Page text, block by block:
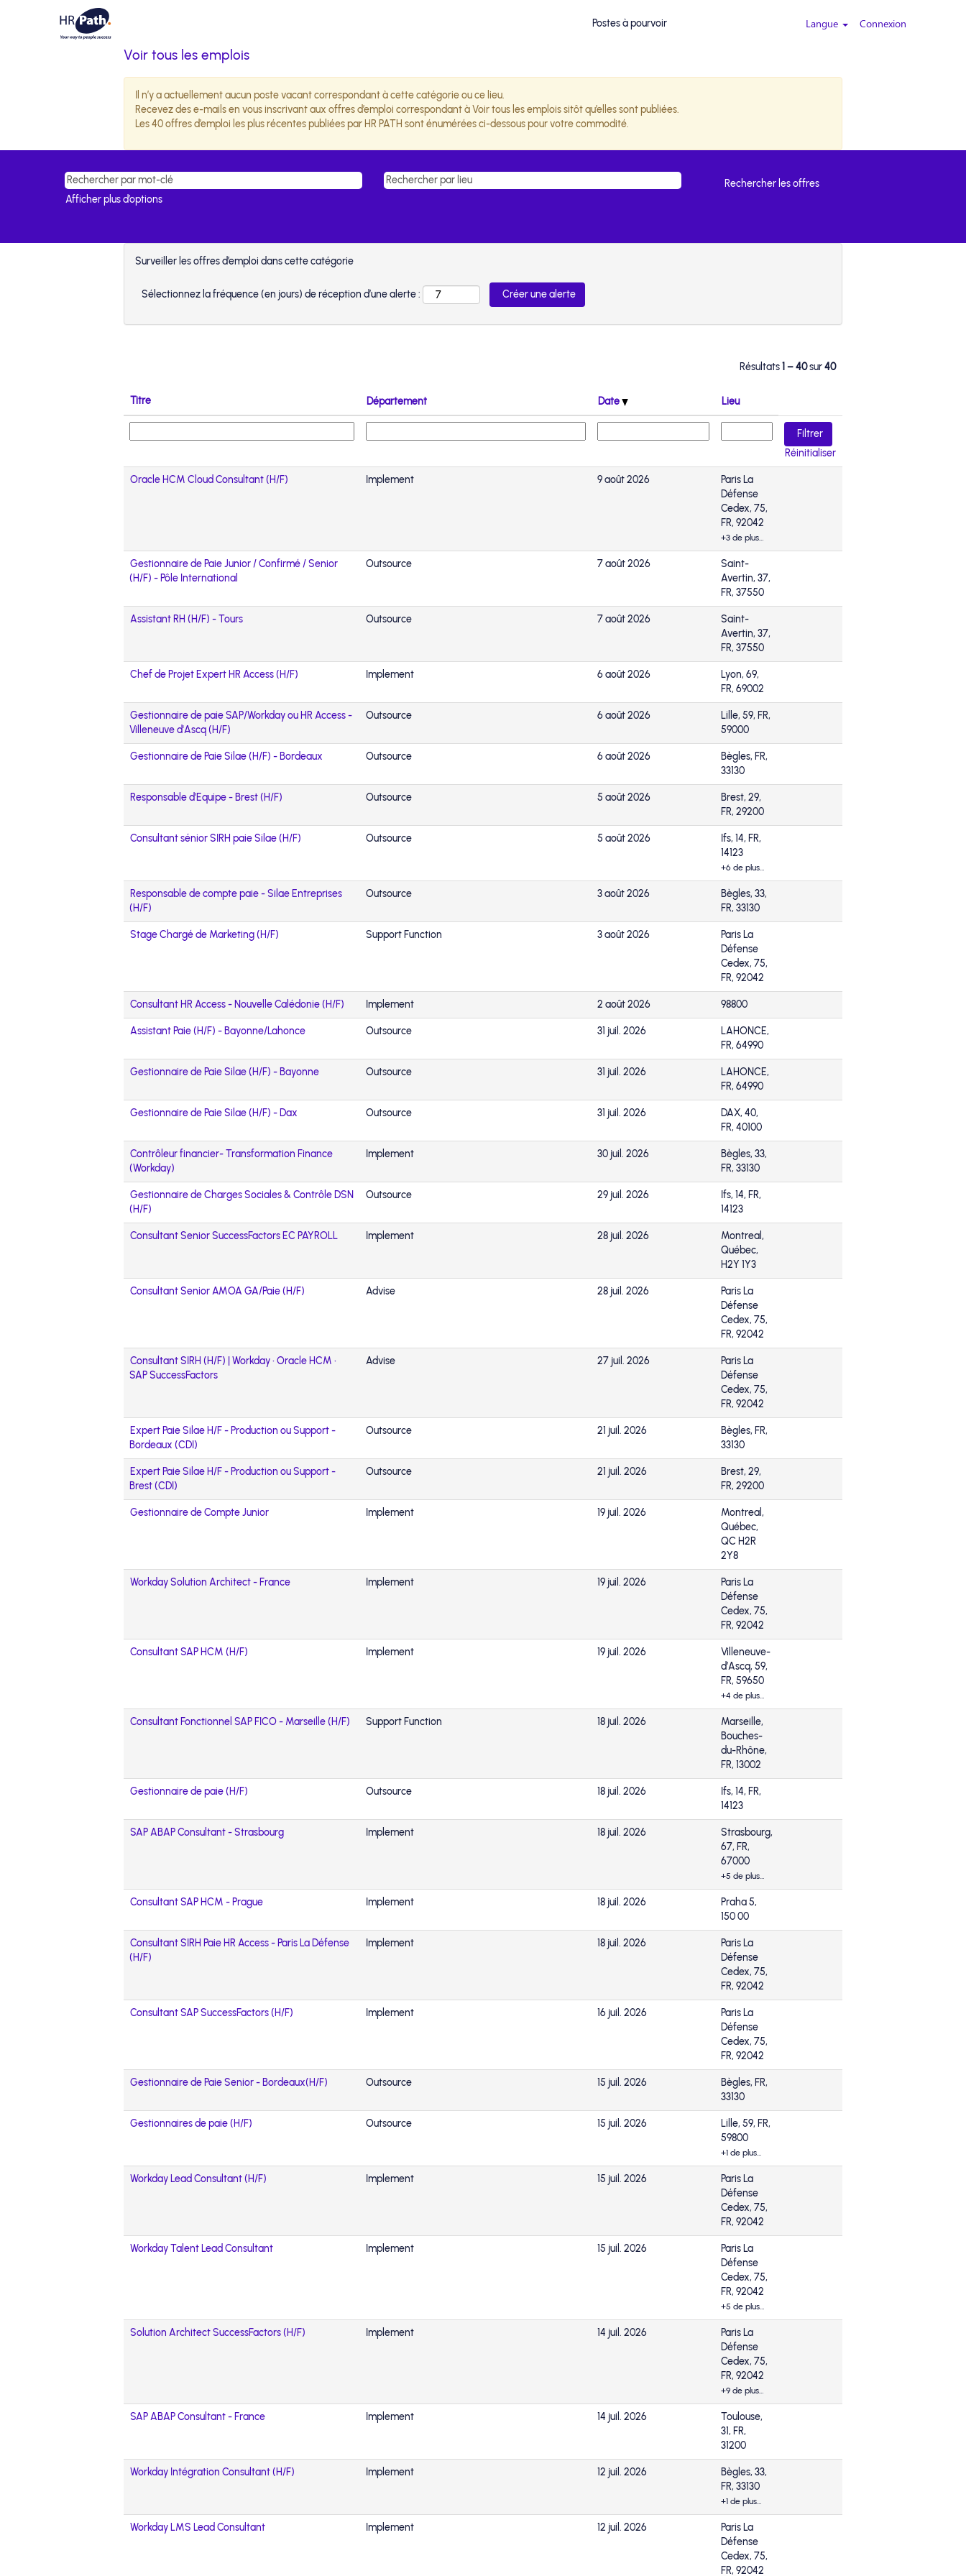
Postes à pourvoir Langue Connexion
Voir tous les emplois
Il n’y a actuellement aucun poste vacant correspondant à cette catégorie ou ce lieu.
Recevez des e-mails en vous inscrivant aux offres d’emploi correspondant à Voir tous les emplois sitôt qu’elles sont publiées.
Les 40 offres d’emploi les plus récentes publiées par HR PATH sont énumérées ci-dessous pour votre commodité.
Afficher plus d’options
Surveiller les offres d’emploi dans cette catégorie
Sélectionnez la fréquence (en jours) de réception d’une alerte :
Résultats1 – 40sur40
Titre Département Date Lieu
Réinitialiser
Oracle HCM Cloud Consultant (H/F) Implement 9 août 2026
Paris La
Défense
Cedex, 75,
FR, 92042
+3 de plus…
Gestionnaire de Paie Junior / Confirmé / Senior
(H/F) - Pôle International
Outsource 7 août 2026
Saint-
Avertin, 37,
FR, 37550
Assistant RH (H/F) - Tours Outsource 7 août 2026
Saint-
Avertin, 37,
FR, 37550
Chef de Projet Expert HR Access (H/F) Implement 6 août 2026
Lyon, 69,
FR, 69002
Gestionnaire de paie SAP/Workday ou HR Access -
Villeneuve d'Ascq (H/F)
Outsource 6 août 2026
Lille, 59, FR,
59000
Gestionnaire de Paie Silae (H/F) - Bordeaux Outsource 6 août 2026
Bègles, FR,
33130
Responsable d'Equipe - Brest (H/F) Outsource 5 août 2026
Brest, 29,
FR, 29200
Consultant sénior SIRH paie Silae (H/F) Outsource 5 août 2026
Ifs, 14, FR,
14123
+6 de plus…
Responsable de compte paie - Silae Entreprises
(H/F)
Outsource 3 août 2026
Bègles, 33,
FR, 33130
Stage Chargé de Marketing (H/F) Support Function 3 août 2026
Paris La
Défense
Cedex, 75,
FR, 92042
Consultant HR Access - Nouvelle Calédonie (H/F) Implement 2 août 2026 98800
Assistant Paie (H/F) - Bayonne/Lahonce Outsource 31 juil. 2026
LAHONCE,
FR, 64990
Gestionnaire de Paie Silae (H/F) - Bayonne Outsource 31 juil. 2026
LAHONCE,
FR, 64990
Gestionnaire de Paie Silae (H/F) - Dax Outsource 31 juil. 2026
DAX, 40,
FR, 40100
Contrôleur financier- Transformation Finance
(Workday)
Implement 30 juil. 2026
Bègles, 33,
FR, 33130
Gestionnaire de Charges Sociales & Contrôle DSN
(H/F)
Outsource 29 juil. 2026
Ifs, 14, FR,
14123
Consultant Senior SuccessFactors EC PAYROLL Implement 28 juil. 2026
Montreal,
Québec,
H2Y 1Y3
Consultant Senior AMOA GA/Paie (H/F) Advise 28 juil. 2026
Paris La
Défense
Cedex, 75,
FR, 92042
Consultant SIRH (H/F) | Workday • Oracle HCM •
SAP SuccessFactors
Advise 27 juil. 2026
Paris La
Défense
Cedex, 75,
FR, 92042
Expert Paie Silae H/F - Production ou Support -
Bordeaux (CDI)
Outsource 21 juil. 2026
Bègles, FR,
33130
Expert Paie Silae H/F - Production ou Support -
Brest (CDI)
Outsource 21 juil. 2026
Brest, 29,
FR, 29200
Gestionnaire de Compte Junior Implement 19 juil. 2026
Montreal,
Québec,
QC H2R
2Y8
Workday Solution Architect - France Implement 19 juil. 2026
Paris La
Défense
Cedex, 75,
FR, 92042
Consultant SAP HCM (H/F) Implement 19 juil. 2026
Villeneuve-
d’Ascq, 59,
FR, 59650
+4 de plus…
Consultant Fonctionnel SAP FICO - Marseille (H/F) Support Function 18 juil. 2026
Marseille,
Bouches-
du-Rhône,
FR, 13002
Gestionnaire de paie (H/F) Outsource 18 juil. 2026
Ifs, 14, FR,
14123
SAP ABAP Consultant - Strasbourg Implement 18 juil. 2026
Strasbourg,
67, FR,
67000
+5 de plus…
Consultant SAP HCM - Prague Implement 18 juil. 2026
Praha 5,
150 00
Consultant SIRH Paie HR Access - Paris La Défense
(H/F)
Implement 18 juil. 2026
Paris La
Défense
Cedex, 75,
FR, 92042
Consultant SAP SuccessFactors (H/F) Implement 16 juil. 2026
Paris La
Défense
Cedex, 75,
FR, 92042
Gestionnaire de Paie Senior - Bordeaux(H/F) Outsource 15 juil. 2026
Bègles, FR,
33130
Gestionnaires de paie (H/F) Outsource 15 juil. 2026
Lille, 59, FR,
59800
+1 de plus…
Workday Lead Consultant (H/F) Implement 15 juil. 2026
Paris La
Défense
Cedex, 75,
FR, 92042
Workday Talent Lead Consultant Implement 15 juil. 2026
Paris La
Défense
Cedex, 75,
FR, 92042
+5 de plus…
Solution Architect SuccessFactors (H/F) Implement 14 juil. 2026
Paris La
Défense
Cedex, 75,
FR, 92042
+9 de plus…
SAP ABAP Consultant - France Implement 14 juil. 2026
Toulouse,
31, FR,
31200
Workday Intégration Consultant (H/F) Implement 12 juil. 2026
Bègles, 33,
FR, 33130
+1 de plus…
Workday LMS Lead Consultant Implement 12 juil. 2026
Paris La
Défense
Cedex, 75,
FR, 92042